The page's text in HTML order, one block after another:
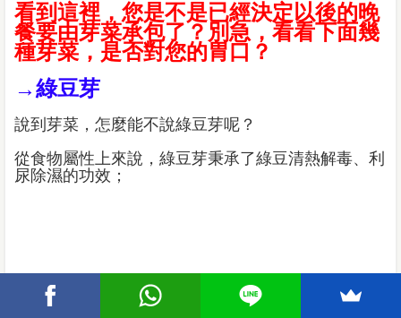
看到這裡，您是不是已經決定以後的晚
餐要由芽菜承包了？別急，看看下面幾
種芽菜，是否對您的胃口？
→綠豆芽
說到芽菜，怎麼能不說綠豆芽呢？
從食物屬性上來說，綠豆芽秉承了綠豆清熱解毒、利
尿除濕的功效；